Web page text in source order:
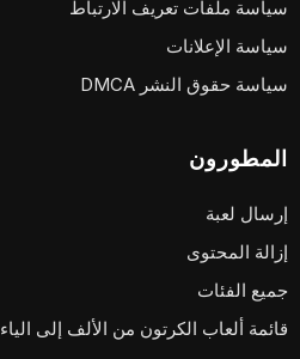
سياسة ملفات تعريف الارتباط
سياسة الإعلانات
سياسة حقوق النشر DMCA
المطورون
إرسال لعبة
إزالة المحتوى
جميع الفئات
قائمة ألعاب الكرتون من الألف إلى الياء